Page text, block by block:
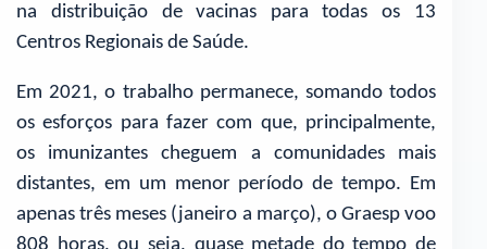
na distribuição de vacinas para todas os 13
Centros Regionais de Saúde.
Em 2021, o trabalho permanece, somando todos
os esforços para fazer com que, principalmente,
os imunizantes cheguem a comunidades mais
distantes, em um menor período de tempo. Em
apenas três meses (janeiro a março), o Graesp voo